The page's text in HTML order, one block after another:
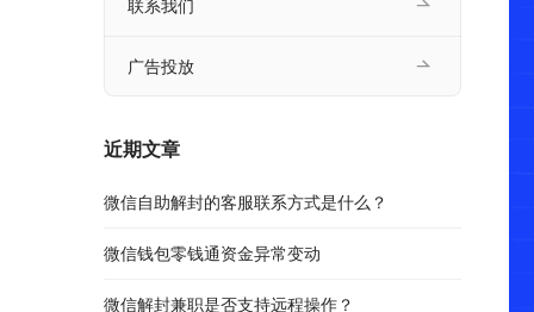
联系我们
广告投放
近期文章
微信自助解封的客服联系方式是什么？
微信钱包零钱通资金异常变动
微信解封兼职是否支持远程操作？